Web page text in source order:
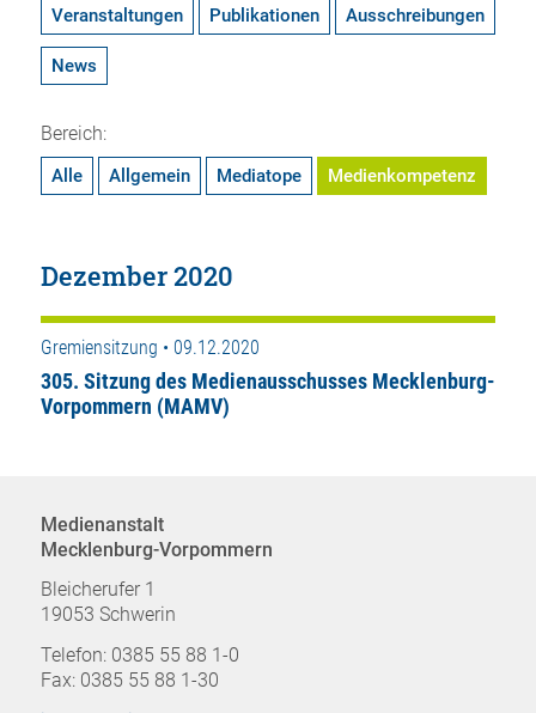
Veranstaltungen Publikationen Ausschreibungen
News
Bereich:
Alle Allgemein Mediatope Medienkompetenz
Dezember 2020
Gremiensitzung • 09.12.2020
305. Sitzung des Medienausschusses Mecklenburg-
Vorpommern (MAMV)
Medienanstalt
Mecklenburg-Vorpommern
Bleicherufer 1
19053 Schwerin
Telefon: 0385 55 88 1-0
Fax: 0385 55 88 1-30